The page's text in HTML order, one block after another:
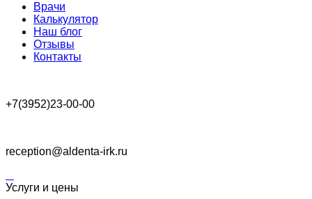
Врачи
Калькулятор
Наш блог
Отзывы
Контакты
+7(3952)23-00-00
reception@aldenta-irk.ru
Услуги и цены